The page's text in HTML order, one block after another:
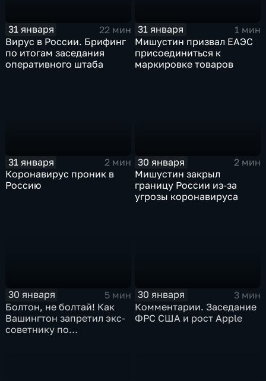
31 января
22 мин
Вирус в России. Брифинг
по итогам заседания
оперативного штаба
31 января
1 мин
Мишустин призвал ЕАЭС
присоединиться к
маркировке товаров
31 января
2 мин
Коронавирус проник в
Россию
30 января
2 мин
Мишустин закрыл
границу России из-за
угрозы коронавируса
30 января
5 мин
Болтон, не болтай! Как
Вашингтон запретил экс-
советнику по
30 января
3 мин
Комментарии. Заседание
ФРС США и рост Apple